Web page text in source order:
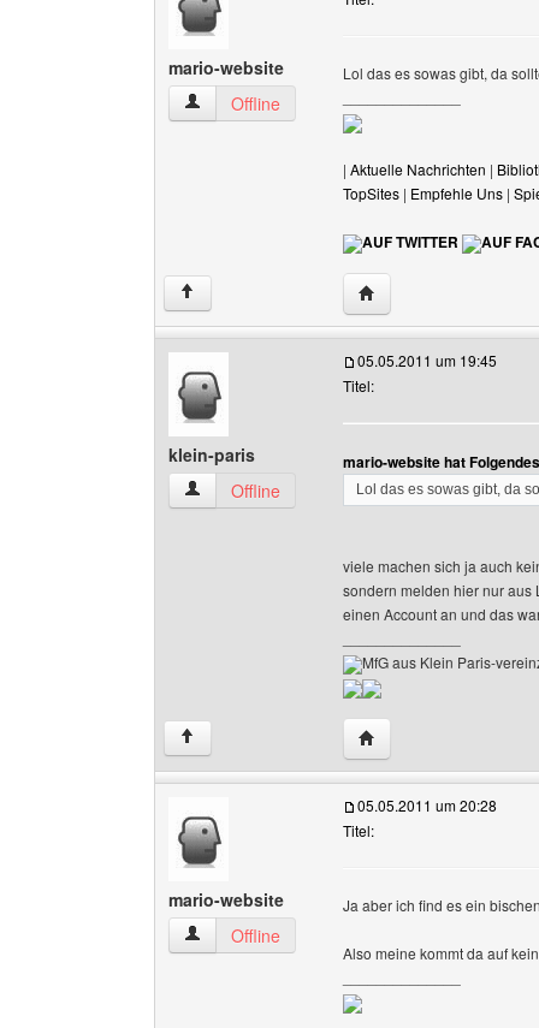
mario-website
mario-website Benutzer-Profile anzeigen
Offline
Lol das es sowas gibt, da
| Aktuelle Nachrichten |
TopSites | Empfehle Uns |
AUF TWITTER AUF
↑ Website dieses
klein-paris
klein-paris Benutzer-Profile anzeigen
Offline
05.05.2011 um 19:45
Titel:
mario-website hat
Lol das es sowas gibt, da
viele machen sich ja auch
sondern melden hier nur aus
einen Account an und das
MfG aus Klein Paris-
↑ Website dieses
mario-website
mario-website Benutzer-Profile anzeigen
Offline
05.05.2011 um 20:28
Titel:
Ja aber ich find es ein
Also meine kommt da auf